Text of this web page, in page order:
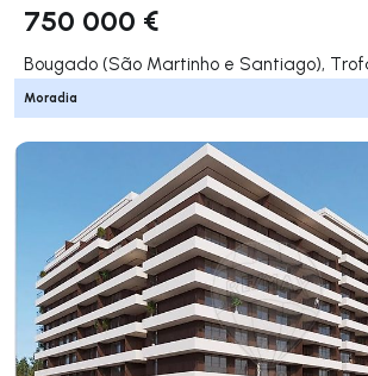
750 000 €
Bougado (São Martinho e Santiago),
Moradia